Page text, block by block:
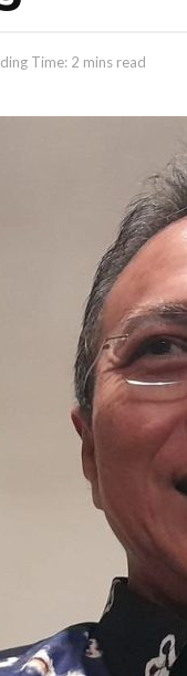
Time: 2 mins read